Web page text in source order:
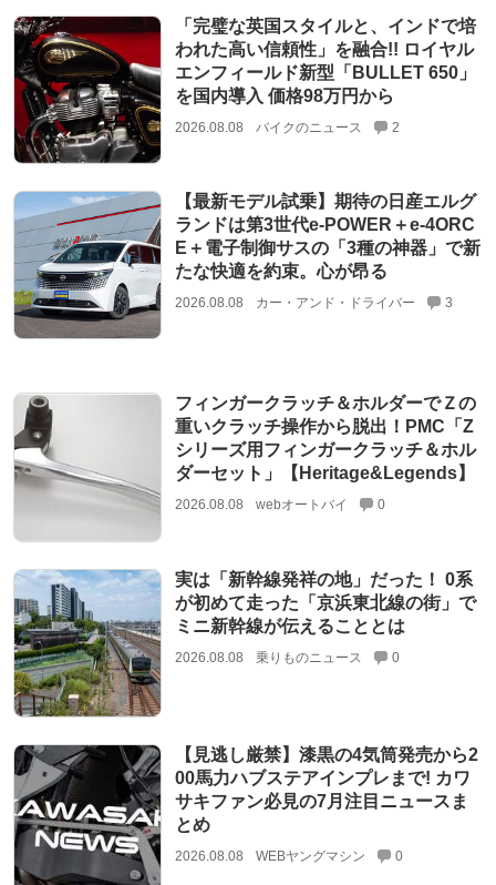
「完璧な英国スタイルと、インドで培
われた高い信頼性」を融合!! ロイヤル
エンフィールド新型「BULLET 650」
を国内導入 価格98万円から
2026.08.08 バイクのニュース 2
【最新モデル試乗】期待の日産エルグ
ランドは第3世代e-POWER＋e-4ORC
E＋電子制御サスの「3種の神器」で新
たな快適を約束。心が昂る
2026.08.08 カー・アンド・ドライバー 3
フィンガークラッチ＆ホルダーでＺの
重いクラッチ操作から脱出！PMC「Z
シリーズ用フィンガークラッチ＆ホル
ダーセット」【Heritage&Legends】
2026.08.08 webオートバイ 0
実は「新幹線発祥の地」だった！ 0系
が初めて走った「京浜東北線の街」で
ミニ新幹線が伝えることとは
2026.08.08 乗りものニュース 0
【見逃し厳禁】漆黒の4気筒発売から2
00馬力ハブステアインプレまで! カワ
サキファン必見の7月注目ニュースま
とめ
2026.08.08 WEBヤングマシン 0